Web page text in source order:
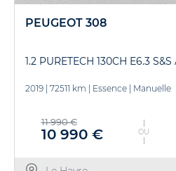
PEUGEOT 308
1.2 PURETECH 130CH E6.3
2019 72511 km Essence Manuelle
11 990 €
10 990 € OU